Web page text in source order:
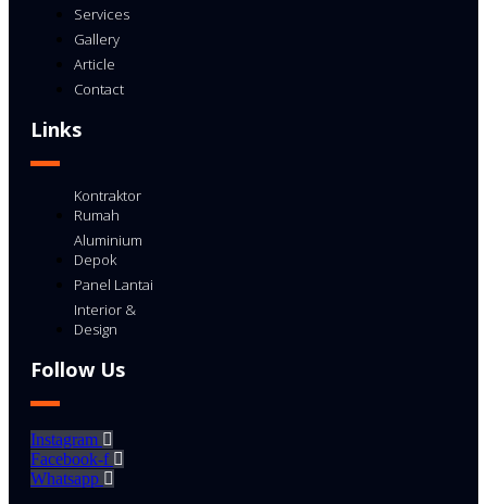
Services
Gallery
Article
Contact
Links
Kontraktor
Rumah
Aluminium
Depok
Panel Lantai
Interior &
Design
Follow Us
Instagram
Facebook-f
Whatsapp